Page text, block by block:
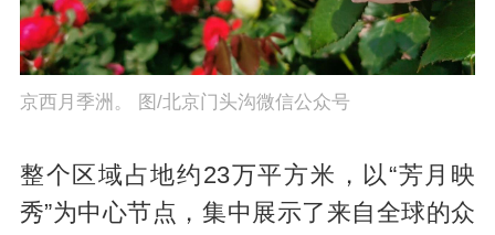
京西月季洲。 图/北京门头沟微信公众号
整个区域占地约23万平方米，以“芳月映
秀”为中心节点，集中展示了来自全球的众